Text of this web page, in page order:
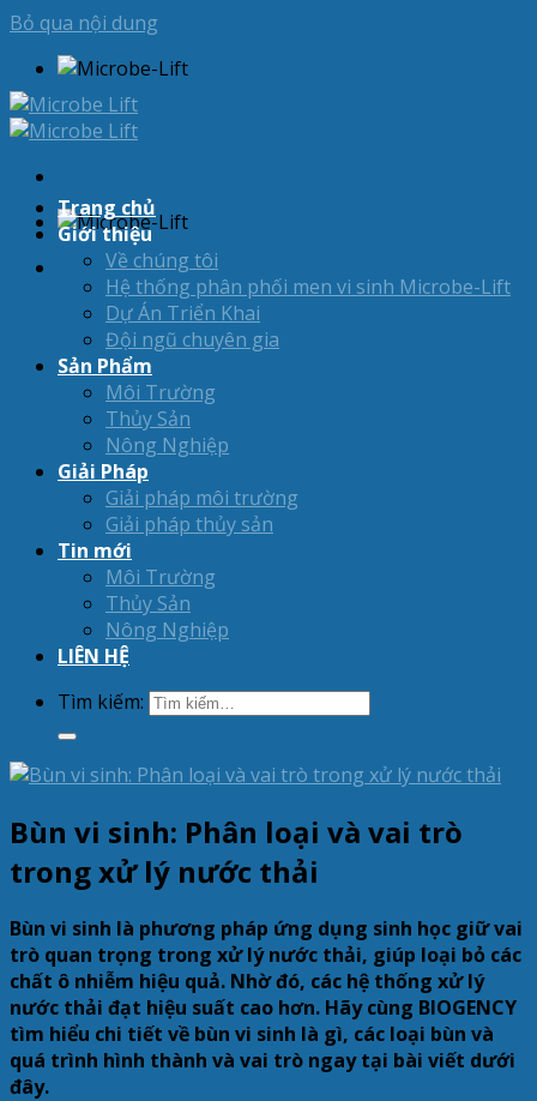
Bỏ qua nội dung
Trang chủ
Giới thiệu
Về chúng tôi
Hệ thống phân phối men vi sinh Microbe-Lift
Dự Án Triển Khai
Đội ngũ chuyên gia
Sản Phẩm
Môi Trường
Thủy Sản
Nông Nghiệp
Giải Pháp
Giải pháp môi trường
Giải pháp thủy sản
Tin mới
Môi Trường
Thủy Sản
Nông Nghiệp
LIÊN HỆ
Tìm kiếm:
Bùn vi sinh: Phân loại và vai trò
trong xử lý nước thải
Bùn vi sinh là phương pháp ứng dụng sinh học giữ vai
trò quan trọng trong xử lý nước thải, giúp loại bỏ các
chất ô nhiễm hiệu quả. Nhờ đó, các hệ thống xử lý
nước thải đạt hiệu suất cao hơn. Hãy cùng BIOGENCY
tìm hiểu chi tiết về bùn vi sinh là gì, các loại bùn và
quá trình hình thành và vai trò ngay tại bài viết dưới
đây.